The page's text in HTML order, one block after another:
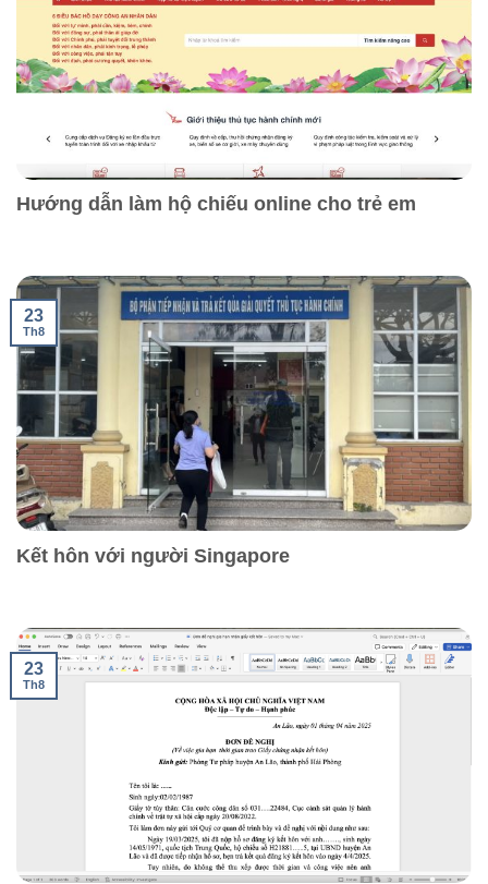
Hướng dẫn làm hộ chiếu online cho trẻ em
Kết hôn với người Singapore
23
Th8
23
Th8